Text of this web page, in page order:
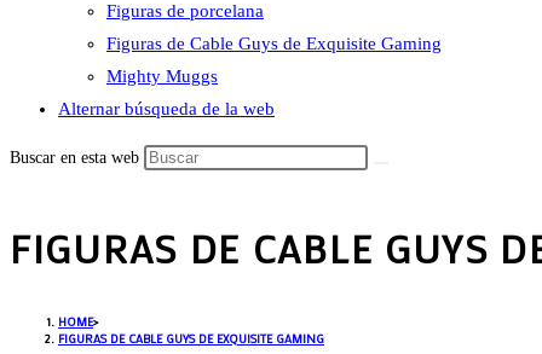
Figuras de porcelana
Figuras de Cable Guys de Exquisite Gaming
Mighty Muggs
Alternar búsqueda de la web
Buscar en esta web
FIGURAS DE CABLE GUYS
HOME>
FIGURAS DE CABLE GUYS DE EXQUISITE GAMING